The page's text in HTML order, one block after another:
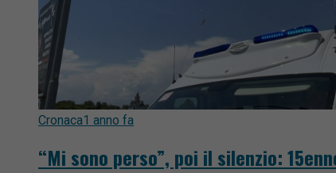
Cronaca1 anno fa
“Mi sono perso”, poi il silenzio: